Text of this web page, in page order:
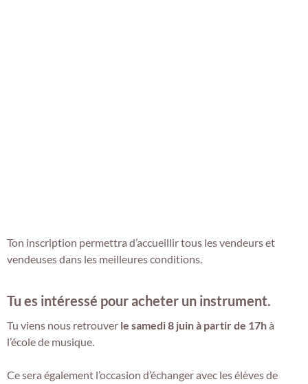
Ton inscription permettra d’accueillir tous les vendeurs et
vendeuses dans les meilleures conditions.
Tu es intéressé pour acheter un instrument.
Tu viens nous retrouver le samedi 8 juin à partir de 17hà
l’école de musique.
Ce sera également l’occasion d’échanger avec les élèves de